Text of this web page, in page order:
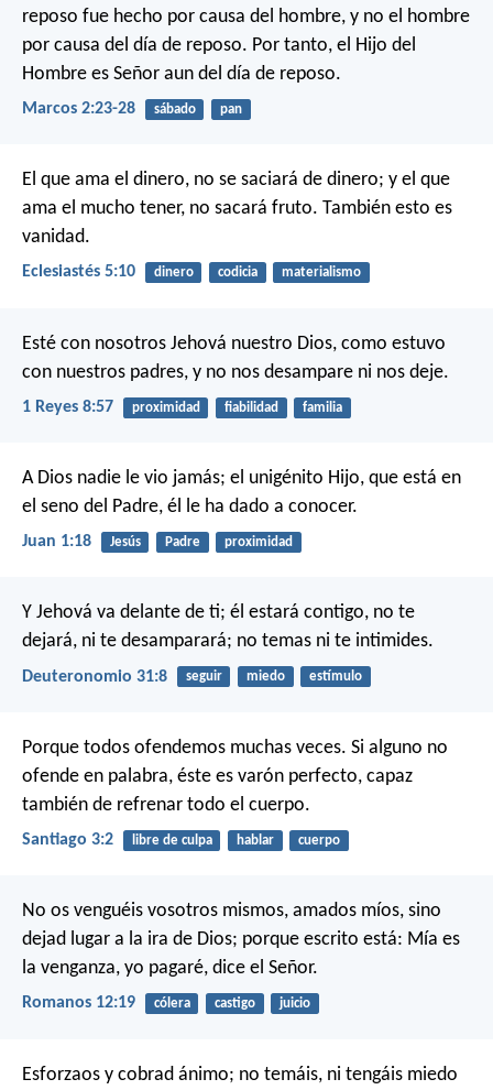
reposo fue hecho por causa del hombre, y no el hombre
por causa del día de reposo. Por tanto, el Hijo del
Hombre es Señor aun del día de reposo.
Marcos 2:23-28 sábado pan
El que ama el dinero, no se saciará de dinero; y el que
ama el mucho tener, no sacará fruto. También esto es
vanidad.
Eclesiastés 5:10 dinero codicia materialismo
Esté con nosotros Jehová nuestro Dios, como estuvo
con nuestros padres, y no nos desampare ni nos deje.
1 Reyes 8:57 proximidad fiabilidad familia
A Dios nadie le vio jamás; el unigénito Hijo, que está en
el seno del Padre, él le ha dado a conocer.
Juan 1:18 Jesús Padre proximidad
Y Jehová va delante de ti; él estará contigo, no te
dejará, ni te desamparará; no temas ni te intimides.
Deuteronomio 31:8 seguir miedo estímulo
Porque todos ofendemos muchas veces. Si alguno no
ofende en palabra, éste es varón perfecto, capaz
también de refrenar todo el cuerpo.
Santiago 3:2 libre de culpa hablar cuerpo
No os venguéis vosotros mismos, amados míos, sino
dejad lugar a la ira de Dios; porque escrito está: Mía es
la venganza, yo pagaré, dice el Señor.
Romanos 12:19 cólera castigo juicio
Esforzaos y cobrad ánimo; no temáis, ni tengáis miedo